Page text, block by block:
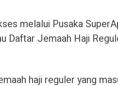
melalui Pusaka
Daftar Jemaah Haji
haji reguler yang